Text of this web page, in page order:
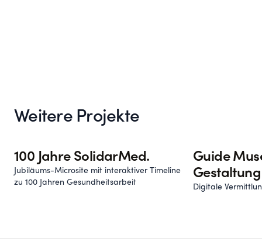
Weitere Projekte
100 Jahre SolidarMed.
Jubiläums-Microsite mit interaktiver Timeline
zu 100 Jahren Gesundheitsarbeit
Guide
Gestaltung
Digitale